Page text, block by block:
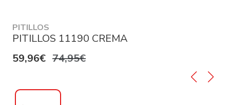
PITILLOS
PITILLOS 11190 CREMA
59,96€ 74,95€